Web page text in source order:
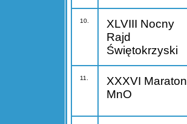
10.
XLVIII Nocny
Rajd
Świętokrzyski
11.
XXXVI Maraton
MnO